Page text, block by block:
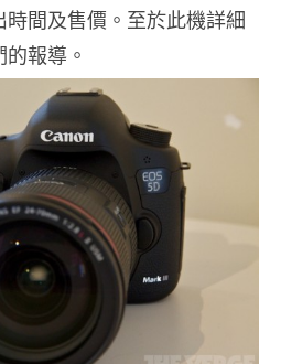
間及售價。至於此機詳細
報導。